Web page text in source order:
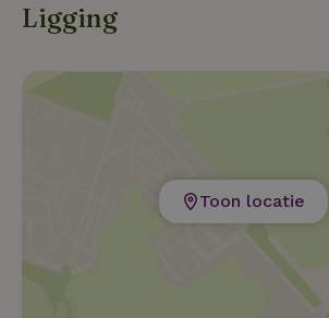
Ligging
Toon locatie